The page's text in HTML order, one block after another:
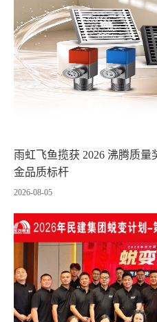
雨虹飞鱼揽获 2026 沸腾质
金品质标杆
2026-08-05